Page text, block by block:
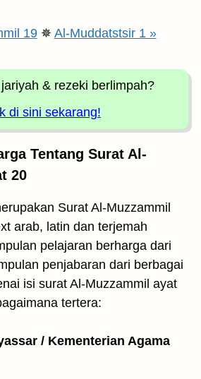
19✵ Al-Muddatstsir 1 »
& rezeki berlimpah?
di sini sekarang!
Tentang Surat Al-
20
Surat Al-Muzzammil
arab, latin dan terjemah
pelajaran berharga dari
penjabaran dari berbagai
isi surat Al-Muzzammil ayat
tertera:
/ Kementerian Agama